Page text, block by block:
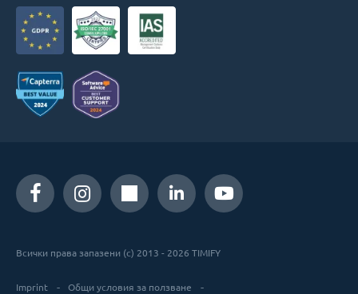
Всички права запазени (c) 2013 - 2026 TIMIFY
Imprint Общи условия за ползване